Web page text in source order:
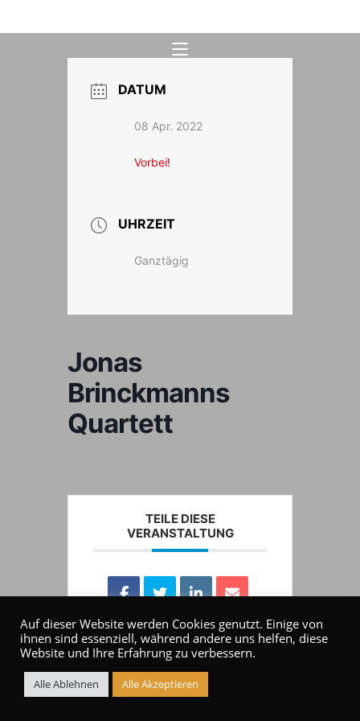
Inhalt
DATUM
08 Apr. 2022
Vorbei!
UHRZEIT
Ganztägig
Jonas
Brinckmanns
Quartett
TEILE DIESE
VERANSTALTUNG
Auf dieser Website werden Cookies genutzt. Einige von
ihnen sind essenziell, während andere uns helfen, diese
Website und Ihre Erfahrung zu verbessern.
Alle Ablehnen Alle Akzeptieren